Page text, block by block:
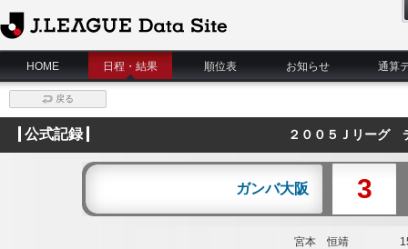
J.League Data Site
HOME
日程・結果 順位表 お知らせ 通算
戻る
公式記録 ２００５Ｊリーグ
ガンバ大阪 3
宮本 恒靖